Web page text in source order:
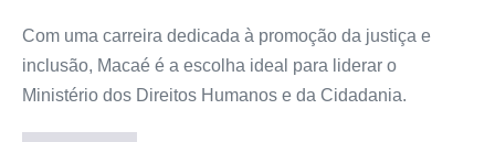
Com uma carreira dedicada à promoção da justiça e
inclusão, Macaé é a escolha ideal para liderar o
Ministério dos Direitos Humanos e da Cidadania.